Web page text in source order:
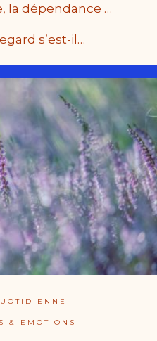
la dépendance …
s’est-il…
& EMOTIONS